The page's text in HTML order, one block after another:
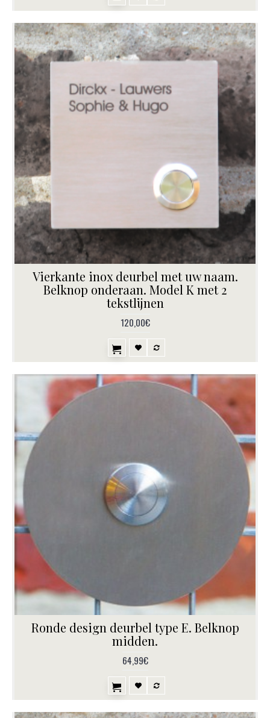
Vierkante inox deurbel met uw naam.
Belknop onderaan. Model K met 2
tekstlijnen
120,00€
Ronde design deurbel type E. Belknop
midden.
64,99€